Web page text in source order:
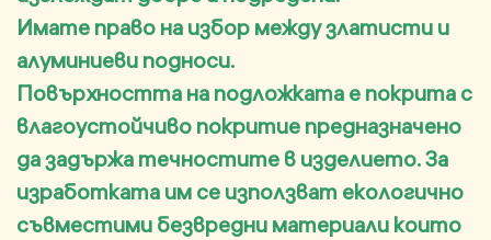
Имате право на избор между златисти и
алуминиеви подноси.
Повърхността на подложката е покрита с
влагоустойчиво покритие предназначено
да задържа течностите в изделието. За
изработката им се използват екологично
съвместими безвредни материали които